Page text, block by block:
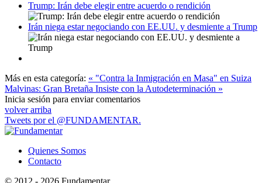
Trump: Irán debe elegir entre acuerdo o rendición
Irán niega estar negociando con EE.UU. y desmiente a Trump
Más en esta categoría: « "Contra la Inmigración en Masa" en Suiza
Malvinas: Gran Bretaña Insiste con la Autodeterminación »
Inicia sesión para enviar comentarios
volver arriba
Tweets por el @FUNDAMENTAR.
Quienes Somos
Contacto